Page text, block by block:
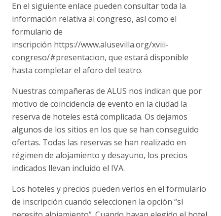
En el siguiente enlace pueden consultar toda la
información relativa al congreso, así como el
formulario de
inscripción https://www.alusevilla.org/xviii-
congreso/#presentacion, que estará disponible
hasta completar el aforo del teatro.
Nuestras compañeras de ALUS nos indican que por
motivo de coincidencia de evento en la ciudad la
reserva de hoteles está complicada. Os dejamos
algunos de los sitios en los que se han conseguido
ofertas. Todas las reservas se han realizado en
régimen de alojamiento y desayuno, los precios
indicados llevan incluido el IVA.
Los hoteles y precios pueden verlos en el formulario
de inscripción cuando seleccionen la opción “sí